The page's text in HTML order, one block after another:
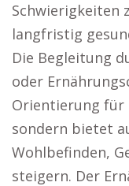
Schwierigkeiten
langfristig
Die Begleitung
oder
Orientierung für
sondern bietet
Wohlbefinden,
steigern. Der